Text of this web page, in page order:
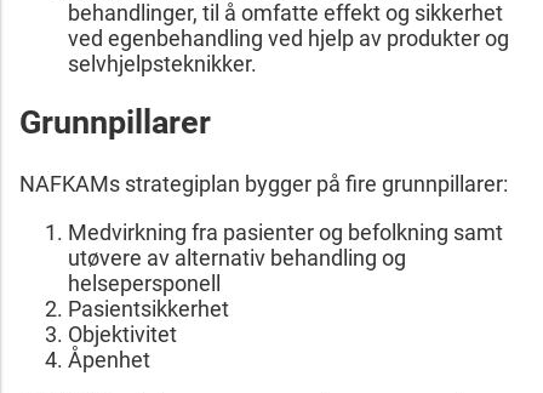
behandlinger, til å omfatte effekt og sikkerhet
ved egenbehandling ved hjelp av produkter og
selvhjelpsteknikker.
Grunnpillarer
NAFKAMs strategiplan bygger på fire grunnpillarer:
Medvirkning fra pasienter og befolkning samt
utøvere av alternativ behandling og
helsepersponell
Pasientsikkerhet
Objektivitet
Åpenhet